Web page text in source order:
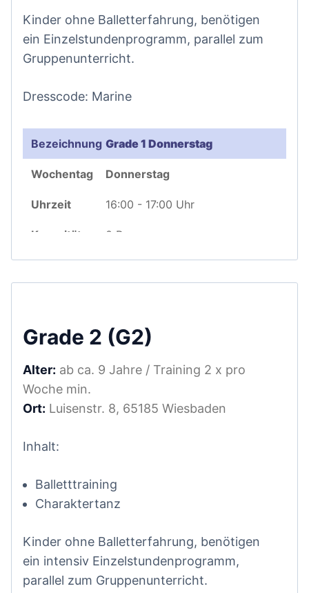
Kinder ohne Balletterfahrung, benötigen
ein Einzelstundenprogramm, parallel zum
Gruppenunterricht.
Dresscode: Marine
Grade 2 (G2)
Alter: ab ca. 9 Jahre / Training 2 x pro
Woche min.
Ort: Luisenstr. 8, 65185 Wiesbaden
Inhalt:
Balletttraining
Charaktertanz
Kinder ohne Balletterfahrung, benötigen
ein intensiv Einzelstundenprogramm,
parallel zum Gruppenunterricht.